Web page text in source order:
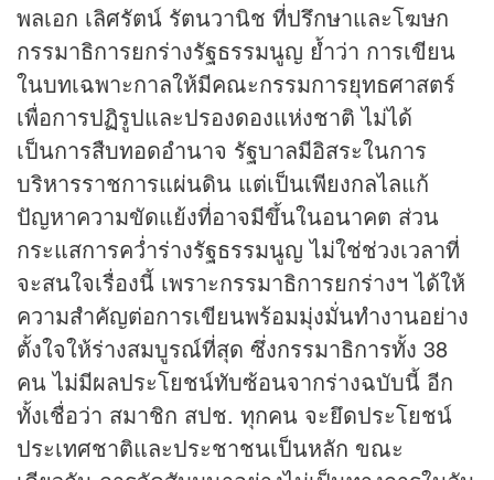
พลเอก เลิศรัตน์ รัตนวานิช ที่ปรึกษาและโฆษก
กรรมาธิการยกร่างรัฐธรรมนูญ ย้ำว่า การเขียน
ในบทเฉพาะกาลให้มีคณะกรรมการยุทธศาสตร์
เพื่อการปฏิรูปและปรองดองแห่งชาติ ไม่ได้
เป็นการสืบทอดอำนาจ รัฐบาลมีอิสระในการ
บริหารราชการแผ่นดิน แต่เป็นเพียงกลไลแก้
ปัญหาความขัดแย้งที่อาจมีขึ้นในอนาคต ส่วน
กระแสการคว่ำร่างรัฐธรรมนูญ ไม่ใช่ช่วงเวลาที่
จะสนใจเรื่องนี้ เพราะกรรมาธิการยกร่างฯ ได้ให้
ความสำคัญต่อการเขียนพร้อมมุ่งมั่นทำงานอย่าง
ตั้งใจให้ร่างสมบูรณ์ที่สุด ซึ่งกรรมาธิการทั้ง 38
คน ไม่มีผลประโยชน์ทับซ้อนจากร่างฉบับนี้ อีก
ทั้งเชื่อว่า สมาชิก สปช. ทุกคน จะยึดประโยชน์
ประเทศชาติและประชาชนเป็นหลัก ขณะ